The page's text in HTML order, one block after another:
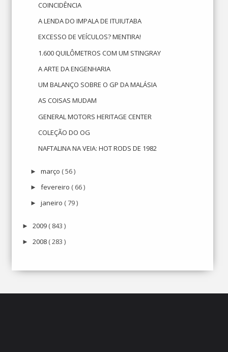
COINCIDÊNCIA
A LENDA DO IMPALA DE ITUIUTABA
EXCESSO DE VEÍCULOS? MENTIRA!
1.600 QUILÔMETROS COM UM STINGRAY
A ARTE DA ENGENHARIA
UM BALANÇO SOBRE O GP DA MALÁSIA
AS COISAS MUDAM
GENERAL MOTORS HERITAGE CENTER
COLEÇÃO DO OG
NAFTALINA NA VEIA: HOT RODS DE 1982
► março ( 56 )
► fevereiro ( 66 )
► janeiro ( 79 )
► 2009 ( 843 )
► 2008 ( 283 )